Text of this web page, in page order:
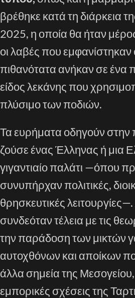
βρέθηκε κατά τη διάρκεια
2025, η οποία θα ήταν
οι λαβές που εμφανίστηκαν
πιθανότατα ανήκαν σε ένα
είδος λεκάνης που
πλύσιμο των ποδιών.
Τα ευρήματα οδηγούν στην
ζούσε ένας Έλληνας ή μια
γιγαντιαίο παλάτι —όπου
συνυπήρχαν πολιτικές,
θρησκευτικές
συνδεόταν τέλεια με τις
την παράδοση των μικτών
αυτοχθόνων και αποίκων
άλλα σημεία της Μεσογείου,
εμπορικές σχέσεις της